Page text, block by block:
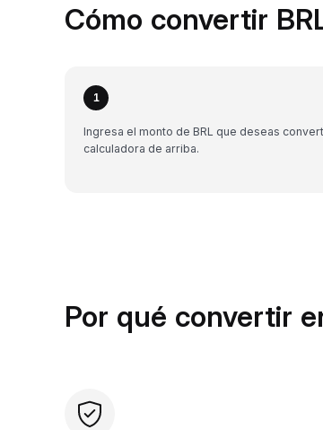
Cómo convertir
1
Ingresa el monto de BRL que deseas
calculadora de arriba.
Por qué convertir